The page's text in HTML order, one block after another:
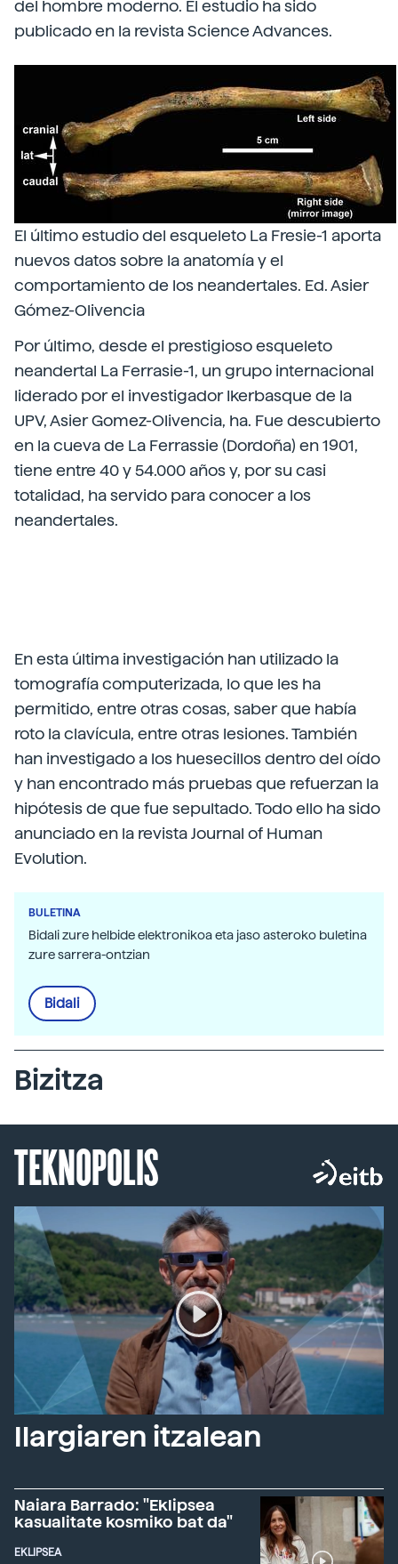
del hombre moderno. El estudio ha sido
publicado en la revista Science Advances.
El último estudio del esqueleto La Fresie-1 aporta
nuevos datos sobre la anatomía y el
comportamiento de los neandertales. Ed. Asier
Gómez-Olivencia
Por último, desde el prestigioso esqueleto
neandertal La Ferrasie-1, un grupo internacional
liderado por el investigador Ikerbasque de la
UPV, Asier Gomez-Olivencia, ha. Fue descubierto
en la cueva de La Ferrassie (Dordoña) en 1901,
tiene entre 40 y 54.000 años y, por su casi
totalidad, ha servido para conocer a los
neandertales.
En esta última investigación han utilizado la
tomografía computerizada, lo que les ha
permitido, entre otras cosas, saber que había
roto la clavícula, entre otras lesiones. También
han investigado a los huesecillos dentro del oído
y han encontrado más pruebas que refuerzan la
hipótesis de que fue sepultado. Todo ello ha sido
anunciado en la revista Journal of Human
Evolution.
BULETINA
Bidali zure helbide elektronikoa eta jaso asteroko buletina
zure sarrera-ontzian
Bidali
Bizitza
TEKNOPOLIS
Ilargiaren itzalean
Naiara Barrado: "Eklipsea
kasualitate kosmiko bat da"
EKLIPSEA